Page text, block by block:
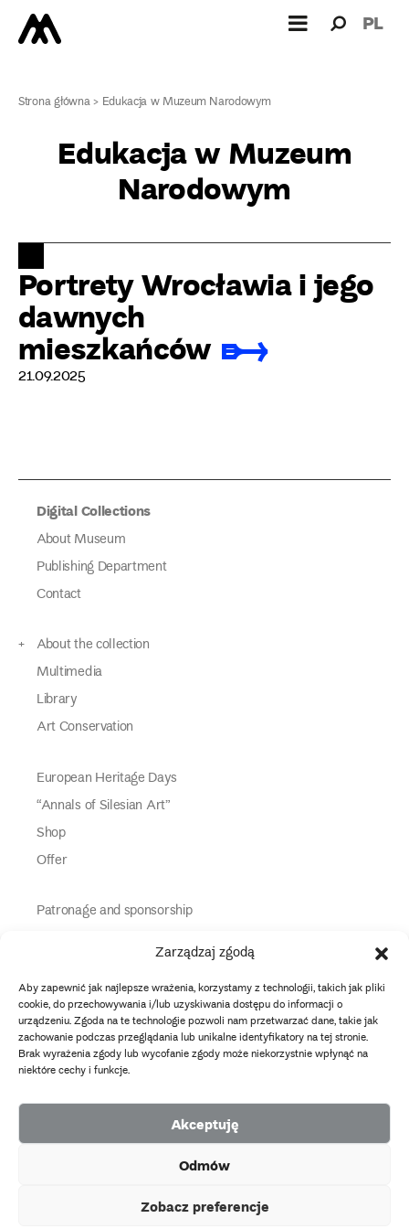
Zarządzaj zgodą
Aby zapewnić jak najlepsze wrażenia, korzystamy z technologii, takich jak pliki
cookie, do przechowywania i/lub uzyskiwania dostępu do informacji o
urządzeniu. Zgoda na te technologie pozwoli nam przetwarzać dane, takie jak
zachowanie podczas przeglądania lub unikalne identyfikatory na tej stronie.
Brak wyrażenia zgody lub wycofanie zgody może niekorzystnie wpłynąć na
niektóre cechy i funkcje.
Akceptuję
Odmów
Zobacz preferencje
Search
Search
for: PL
Strona główna> Edukacja w Muzeum Narodowym
Edukacja w Muzeum
Narodowym
Portrety Wrocławia i jego
dawnych
mieszkańców
21.09.2025
Digital Collections
About Museum
Publishing Department
Contact
About the collection
Multimedia
Library
Art Conservation
European Heritage Days
“Annals of Silesian Art”
Shop
Offer
Patronage and sponsorship
Information
instagram
twitterfacebookyoutube
tiktok
2026 Copyright by Muzeum Narodowe we Wrocławiu
Etnograficznego
Facebook
Racławickiej
facebook
Przyjaciół